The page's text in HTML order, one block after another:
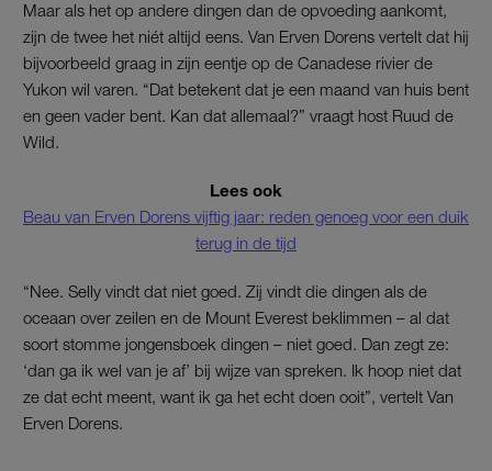
Maar als het op andere dingen dan de opvoeding aankomt,
zijn de twee het niét altijd eens. Van Erven Dorens vertelt dat hij
bijvoorbeeld graag in zijn eentje op de Canadese rivier de
Yukon wil varen. “Dat betekent dat je een maand van huis bent
en geen vader bent. Kan dat allemaal?” vraagt host Ruud de
Wild.
Lees ook
Beau van Erven Dorens vijftig jaar: reden genoeg voor een duik
terug in de tijd
“Nee. Selly vindt dat niet goed. Zij vindt die dingen als de
oceaan over zeilen en de Mount Everest beklimmen – al dat
soort stomme jongensboek dingen – niet goed. Dan zegt ze:
‘dan ga ik wel van je af’ bij wijze van spreken. Ik hoop niet dat
ze dat echt meent, want ik ga het echt doen ooit”, vertelt Van
Erven Dorens.